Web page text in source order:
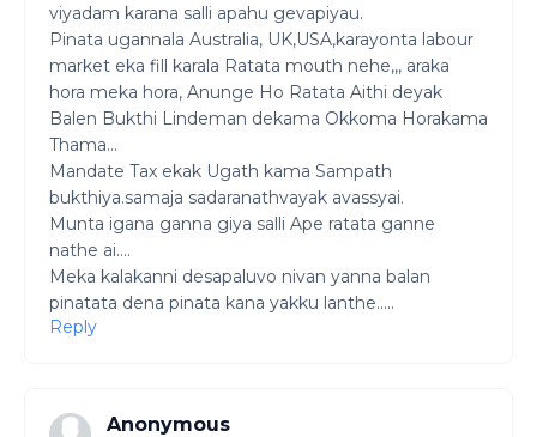
viyadam karana salli apahu gevapiyau.
Pinata ugannala Australia, UK,USA,karayonta labour
market eka fill karala Ratata mouth nehe,,, araka
hora meka hora, Anunge Ho Ratata Aithi deyak
Balen Bukthi Lindeman dekama Okkoma Horakama
Thama...
Mandate Tax ekak Ugath kama Sampath
bukthiya.samaja sadaranathvayak avassyai.
Munta igana ganna giya salli Ape ratata ganne
nathe ai....
Meka kalakanni desapaluvo nivan yanna balan
pinatata dena pinata kana yakku lanthe.....
Reply
Anonymous